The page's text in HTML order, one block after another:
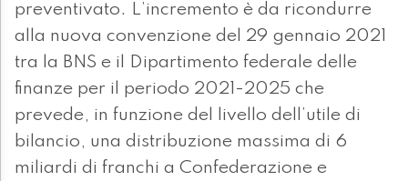
preventivato. L’incremento è da ricondurre
alla nuova convenzione del 29 gennaio 2021
tra la BNS e il Dipartimento federale delle
finanze per il periodo 2021-2025 che
prevede, in funzione del livello dell’utile di
bilancio, una distribuzione massima di 6
miliardi di franchi a Confederazione e